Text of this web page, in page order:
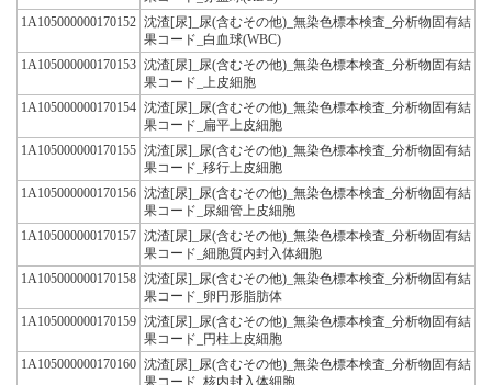
1A105000000170152 沈渣[尿]_尿(含むその他)_無染色標本検査_分析物固有結
果コード_白血球(WBC)
1A105000000170153 沈渣[尿]_尿(含むその他)_無染色標本検査_分析物固有結
果コード_上皮細胞
1A105000000170154 沈渣[尿]_尿(含むその他)_無染色標本検査_分析物固有結
果コード_扁平上皮細胞
1A105000000170155 沈渣[尿]_尿(含むその他)_無染色標本検査_分析物固有結
果コード_移行上皮細胞
1A105000000170156 沈渣[尿]_尿(含むその他)_無染色標本検査_分析物固有結
果コード_尿細管上皮細胞
1A105000000170157 沈渣[尿]_尿(含むその他)_無染色標本検査_分析物固有結
果コード_細胞質内封入体細胞
1A105000000170158 沈渣[尿]_尿(含むその他)_無染色標本検査_分析物固有結
果コード_卵円形脂肪体
1A105000000170159 沈渣[尿]_尿(含むその他)_無染色標本検査_分析物固有結
果コード_円柱上皮細胞
1A105000000170160 沈渣[尿]_尿(含むその他)_無染色標本検査_分析物固有結
果コード_核内封入体細胞